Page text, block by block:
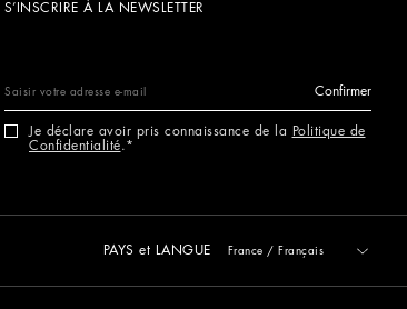
S’INSCRIRE À LA NEWSLETTER
Confirmer
Je déclare avoir pris connaissance de la
Politique de
Confidentialité.
PAYS et LANGUE France / Français